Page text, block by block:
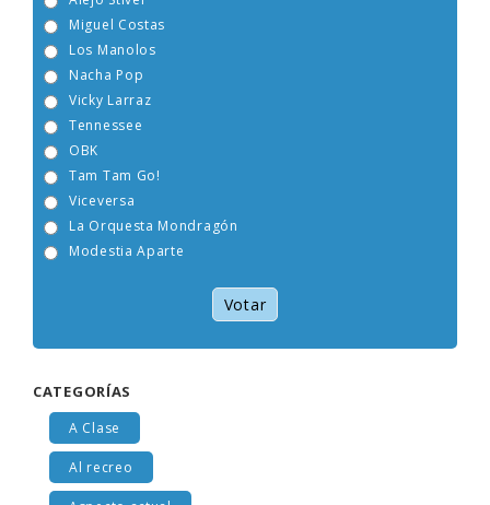
Alejo Stivel
Miguel Costas
Nacha Pop
Vicky Larraz
La Orquesta Mondragón
Modestia Aparte
Votar
CATEGORÍAS
A Clase
Al recreo